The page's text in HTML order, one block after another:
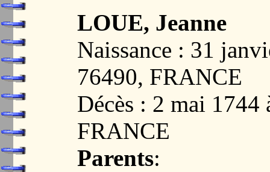
LOUE, Jeanne
Naissance : 31
76490, FRANCE
Décès : 2 mai
FRANCE
Parents: